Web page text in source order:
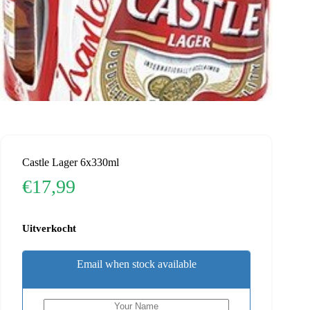
Castle Lager 6x330ml
€17,99
Uitverkocht
Email when stock available